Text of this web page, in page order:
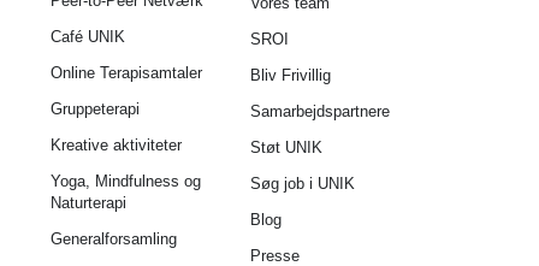
Café UNIK
Online Terapisamtaler
Gruppeterapi
Kreative aktiviteter
Yoga, Mindfulness og
Naturterapi
Generalforsamling
SROI
Bliv Frivillig
Samarbejdspartnere
Støt UNIK
Søg job i UNIK
Blog
Presse